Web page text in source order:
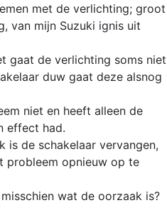
met de verlichting; groot
van mijn Suzuki ignis uit
gaat de verlichting soms niet
duw gaat deze alsnog
niet en heeft alleen de
effect had.
is de schakelaar vervangen,
probleem opnieuw op te
wat de oorzaak is?